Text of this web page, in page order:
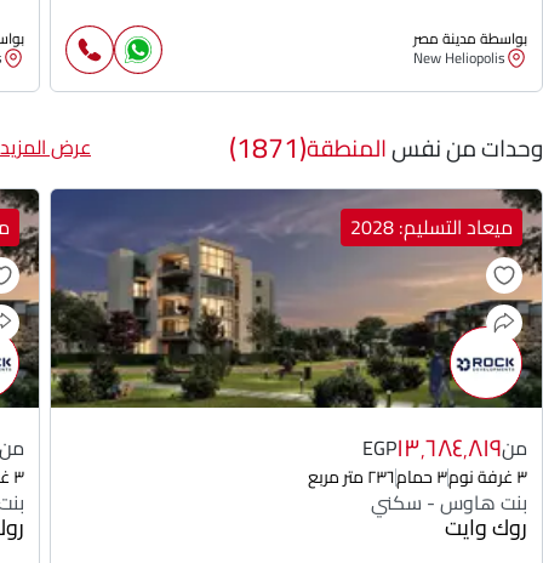
بواسطة مدينة مصر
New Heliopolis
وحدات من نفسالمنطقة(1871) عرض المزيد
ميعاد التسليم: 2028
من١٣٬٦٨٤٬٨١٩EGP
٣ غرفة نوم ٣ حمام ٢٣٦ متر مربع
بنت هاوس - سكني
روك وايت
من
٣ غرفة نوم